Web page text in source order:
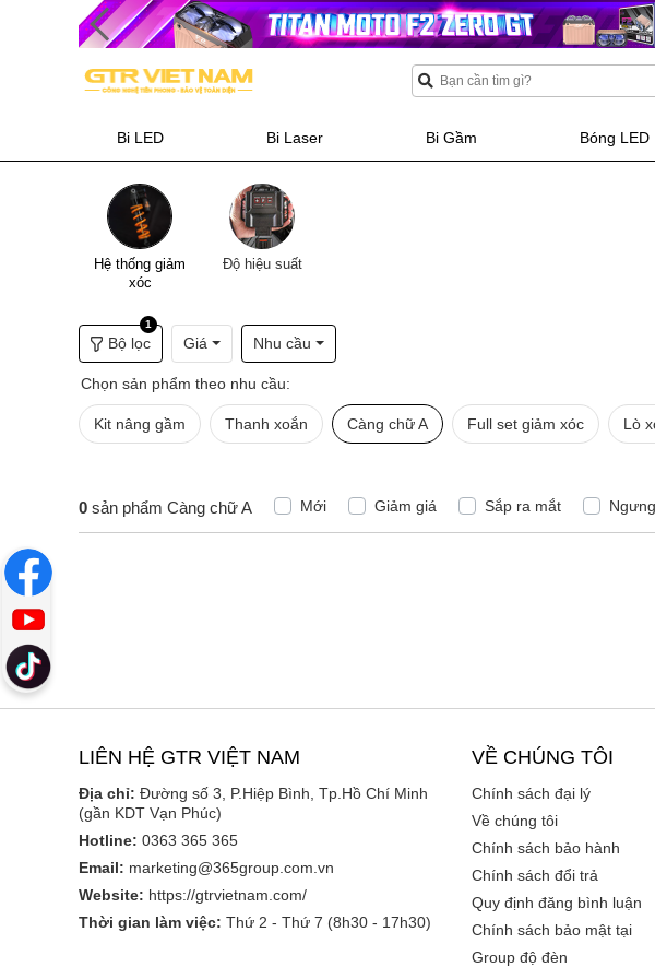
Bi LED Bi Laser Bi Gầm Bóng LED
Hệ thống giảm
xóc
Độ hiệu suất
Bộ lọc
1
Giá Nhu cầu
Chọn sản phẩm theo nhu cầu:
Kit nâng gầm Thanh xoắn Càng chữ A Full set giảm xóc Lò
0 sản phẩm Càng chữ A Mới Giảm giá Sắp ra mắt
LIÊN HỆ GTR VIỆT NAM
Địa chỉ: Đường số 3, P.Hiệp Bình, Tp.Hồ Chí Minh
(gần KDT Vạn Phúc)
Hotline: 0363 365 365
Email: marketing@365group.com.vn
Website: https://gtrvietnam.com/
Thời gian làm việc: Thứ 2 - Thứ 7 (8h30 - 17h30)
VỀ CHÚNG TÔI
Chính sách đại lý
Về chúng tôi
Chính sách bảo hành
Chính sách đổi trả
Quy định đăng bình luận
Chính sách bảo mật tại
Group độ đèn